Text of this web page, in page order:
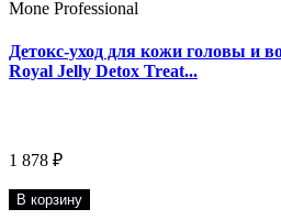
Mone Professional
Детокс-уход для кожи головы и
Royal Jelly Detox Treat...
1 878 ₽
В корзину